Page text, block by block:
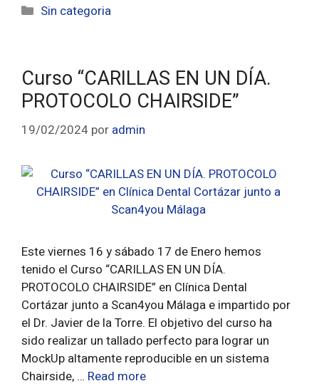
Sin categoria
Curso “CARILLAS EN UN DÍA.
PROTOCOLO CHAIRSIDE”
19/02/2024 por admin
Este viernes 16 y sábado 17 de Enero hemos
tenido el Curso “CARILLAS EN UN DÍA.
PROTOCOLO CHAIRSIDE” en Clínica Dental
Cortázar junto a Scan4you Málaga e impartido por
el Dr. Javier de la Torre. El objetivo del curso ha
sido realizar un tallado perfecto para lograr un
MockUp altamente reproducible en un sistema
Chairside, … Read more